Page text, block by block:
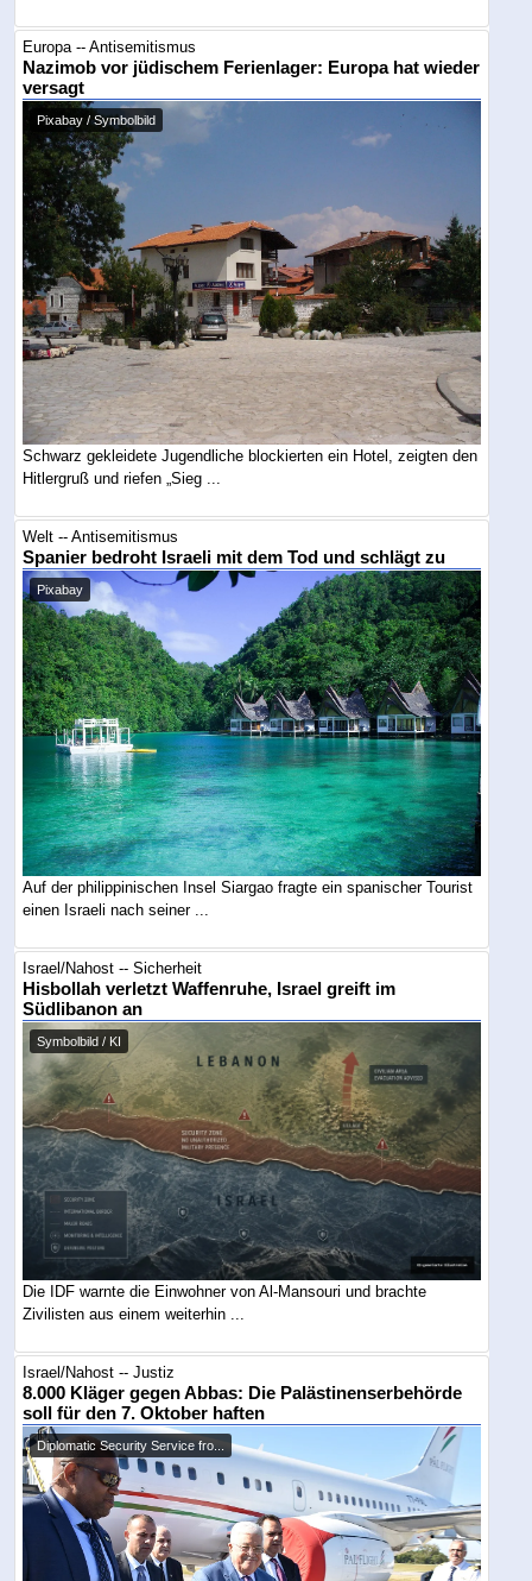
Europa -- Antisemitismus
Nazimob vor jüdischem Ferienlager: Europa hat wieder
versagt
Pixabay / Symbolbild
Schwarz gekleidete Jugendliche blockierten ein Hotel, zeigten den
Hitlergruß und riefen „Sieg ...
Welt -- Antisemitismus
Spanier bedroht Israeli mit dem Tod und schlägt zu
Pixabay
Auf der philippinischen Insel Siargao fragte ein spanischer Tourist
einen Israeli nach seiner ...
Israel/Nahost -- Sicherheit
Hisbollah verletzt Waffenruhe, Israel greift im
Südlibanon an
Symbolbild / KI
Die IDF warnte die Einwohner von Al-Mansouri und brachte
Zivilisten aus einem weiterhin ...
Israel/Nahost -- Justiz
8.000 Kläger gegen Abbas: Die Palästinenserbehörde
soll für den 7. Oktober haften
Diplomatic Security Service fro...